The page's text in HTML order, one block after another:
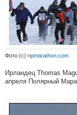
Фото (с) npmarathon.com
Ирландец Thomas
апреля Полярный